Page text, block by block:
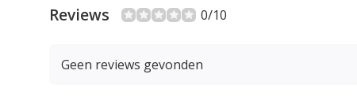
Reviews 0/10
Geen reviews gevonden